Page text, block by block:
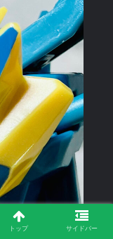
トップ サイドバー